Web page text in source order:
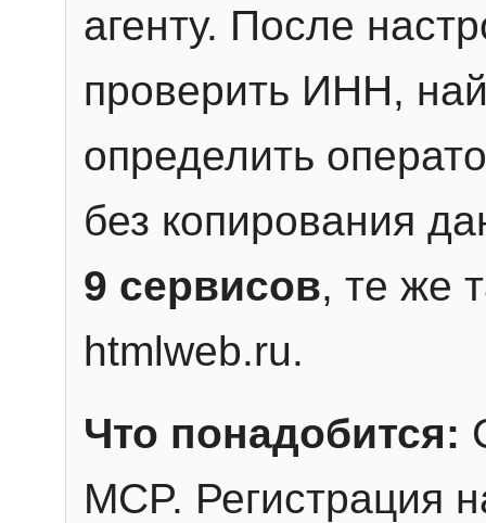
агенту. После
проверить ИНН,
определить
без копирования
9 сервисов, те же
htmlweb.ru.
Что понадобится:
MCP. Регистрация